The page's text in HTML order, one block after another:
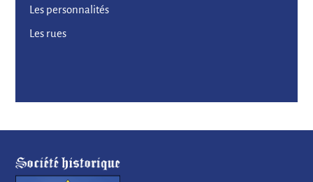
Les personnalités
Les rues